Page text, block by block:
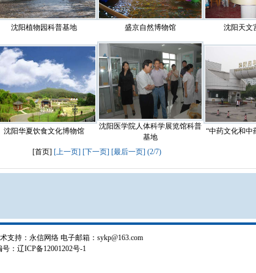
沈阳植物园科普基地 盛京自然博物馆 沈阳天文
沈阳华夏饮食文化博物馆
沈阳医学院人体科学展览馆科普
基地
“中药文化和中
[首页] [上一页] [下一页] [最后一页] (2/7)
支持：永信网络 电子邮箱：sykp@163.com
：辽ICP备12001202号-1